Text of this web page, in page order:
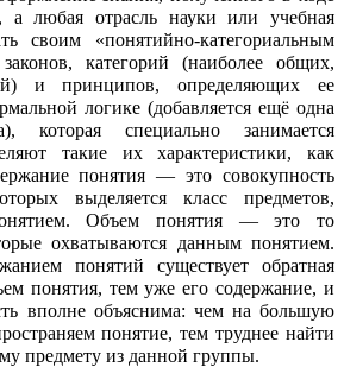
а любая отрасль науки или учебная
своим «понятийно-категориальным
категорий (наиболее общих,
и принципов, определяющих ее
логике (добавляется ещё одна
которая специально занимается
такие их характеристики, как
понятия — это совокупность
выделяется класс предметов,
Объем понятия — это то
охватываются данным понятием.
понятий существует обратная
понятия, тем уже его содержание, и
вполне объяснима: чем на большую
понятие, тем труднее найти
предмету из данной группы.